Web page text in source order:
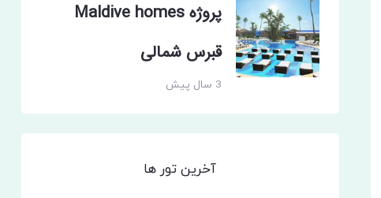
پروژه Maldive homes
قبرس شمالی
3 سال پیش
آخرین تور ها